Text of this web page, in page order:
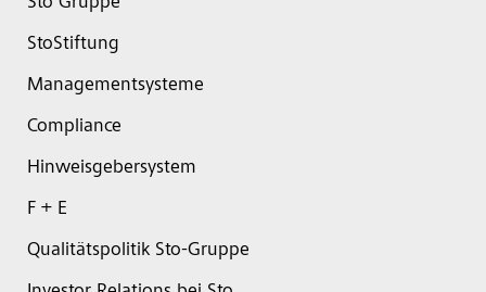
StoStiftung
Managementsysteme
Compliance
Hinweisgebersystem
F + E
Qualitätspolitik Sto-Gruppe